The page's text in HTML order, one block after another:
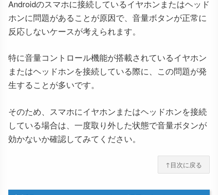
Androidのスマホに接続しているイヤホンまたはヘッド
ホンに問題があることが原因で、音量ボタンが正常に
反応しないケースが考えられます。
特に音量コントロール機能が搭載されているイヤホン
またはヘッドホンを接続している際に、この問題が発
生することが多いです。
そのため、スマホにイヤホンまたはヘッドホンを接続
している場合は、一度取り外した状態で音量ボタンが
効かないか確認してみてください。
↑目次に戻る